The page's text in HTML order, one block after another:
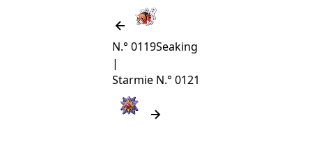
N.° 0119Seaking
|
Starmie N.° 0121